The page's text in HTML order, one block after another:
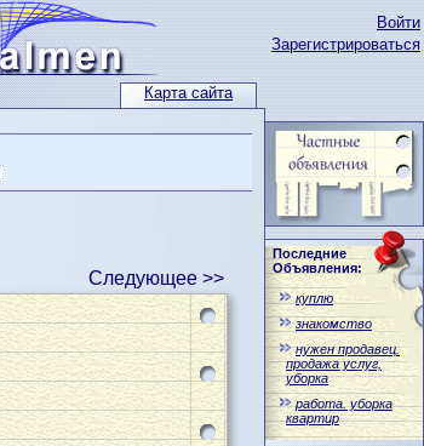
Карта сайта
Войти
Зарегистрироваться
Последние
Объявления:
куплю
знакомство
нужен продавец.
продажа услуг,
уборка
работа. уборка
квартир
Следующее >>